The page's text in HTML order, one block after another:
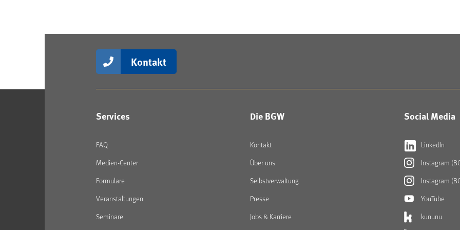
Kontakt
Services
FAQ
Medien-Center
Formulare
Veranstaltungen
Seminare
Die BGW
Kontakt
Über uns
Selbstverwaltung
Presse
Jobs & Karriere
Social Media
LinkedIn
Instagram
Instagram
YouTube
kununu